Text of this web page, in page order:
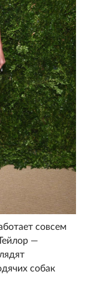
совсем
—
собак